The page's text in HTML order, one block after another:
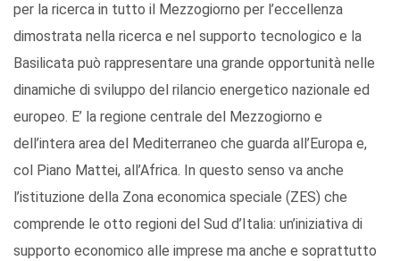
per la ricerca in tutto il Mezzogiorno per l’eccellenza
dimostrata nella ricerca e nel supporto tecnologico e la
Basilicata può rappresentare una grande opportunità nelle
dinamiche di sviluppo del rilancio energetico nazionale ed
europeo. E’ la regione centrale del Mezzogiorno e
dell’intera area del Mediterraneo che guarda all’Europa e,
col Piano Mattei, all’Africa. In questo senso va anche
l’istituzione della Zona economica speciale (ZES) che
comprende le otto regioni del Sud d’Italia: un’iniziativa di
supporto economico alle imprese ma anche e soprattutto